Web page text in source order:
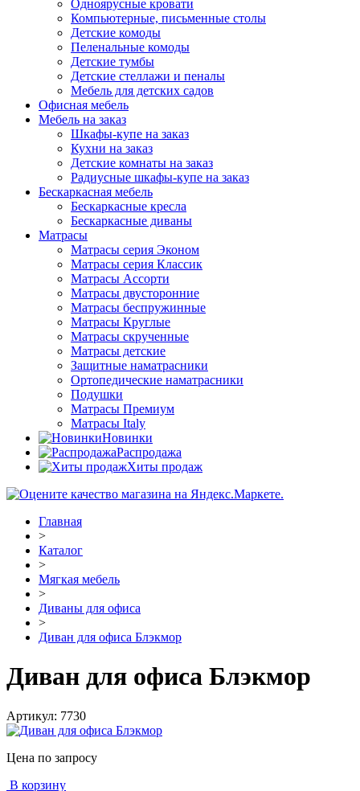
Одноярусные кровати
Компьютерные, письменные столы
Детские комоды
Пеленальные комоды
Детские тумбы
Детские стеллажи и пеналы
Мебель для детских садов
Офисная мебель
Мебель на заказ
Шкафы-купе на заказ
Кухни на заказ
Детские комнаты на заказ
Радиусные шкафы-купе на заказ
Бескаркасная мебель
Бескаркасные кресла
Бескаркасные диваны
Матрасы
Матрасы серия Эконом
Матрасы серия Классик
Матрасы Ассорти
Матрасы двусторонние
Матрасы беспружинные
Матрасы Круглые
Матрасы скрученные
Матрасы детские
Защитные наматрасники
Ортопедические наматрасники
Подушки
Матрасы Премиум
Матрасы Italy
Новинки
Распродажа
Хиты продаж
Главная
>
Каталог
>
Мягкая мебель
>
Диваны для офиса
>
Диван для офиса Блэкмор
Диван для офиса Блэкмор
Артикул: 7730
Цена по запросу
В корзину